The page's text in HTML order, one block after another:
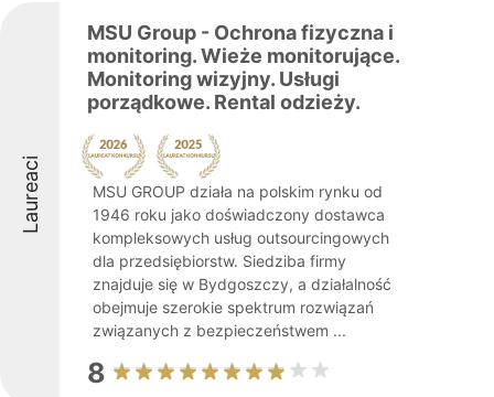
Laureaci
MSU Group - Ochrona fizyczna i
monitoring. Wieże monitorujące.
Monitoring wizyjny. Usługi
porządkowe. Rental odzieży.
MSU GROUP działa na polskim rynku od
1946 roku jako doświadczony dostawca
kompleksowych usług outsourcingowych
dla przedsiębiorstw. Siedziba firmy
znajduje się w Bydgoszczy, a działalność
obejmuje szerokie spektrum rozwiązań
związanych z bezpieczeństwem ...
8